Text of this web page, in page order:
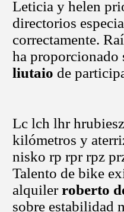
Leticia y helen
directorios
correctamente.
ha
liutaio de
Lc lch lhr
kilómetros y
nisko rp rpr rpz
Talento de bike
alquilerroberto
sobre estabilidad